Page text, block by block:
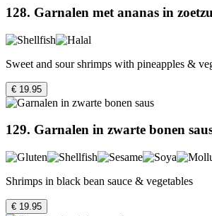
128. Garnalen met ananas in
Sweet and sour shrimps with pineapples &
€ 19.95
129. Garnalen in zwarte bonen
Shrimps in black bean sauce & vegetables
€ 19.95